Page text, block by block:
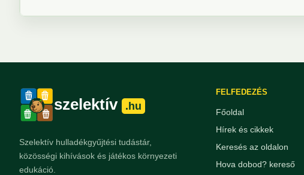
szelektív .hu
Szelektív hulladékgyűjtési tudástár,
közösségi kihívások és játékos környezeti
edukáció.
FELFEDEZÉS
Főoldal
Hírek és cikkek
Keresés az oldalon
Hova dobod? kereső